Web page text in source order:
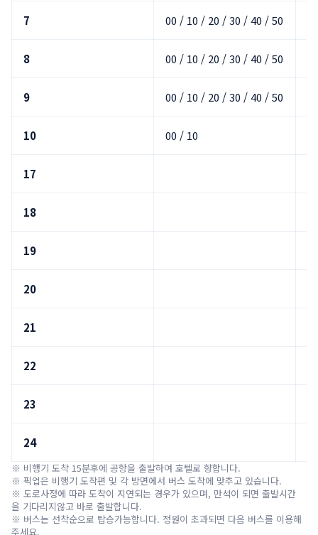
7 00 / 10 / 20 / 30 / 40 / 50
8 00 / 10 / 20 / 30 / 40 / 50
9 00 / 10 / 20 / 30 / 40 / 50
10 00 / 10
17
18
19
20
21
22
23
24
※ 비행기 도착 15분후에 공항을 출발하여 호텔로 향합니다.
※ 픽업은 비행기 도착편 및 각 방면에서 버스 도착에 맞추고 있습니다.
※ 도로사정에 따라 도착이 지연되는 경우가 있으며, 만석이 되면 출발시간
을 기다리지않고 바로 출발합니다.
※ 버스는 선착순으로 탑승가능합니다. 정원이 초과되면 다음 버스를 이용해
주세요.